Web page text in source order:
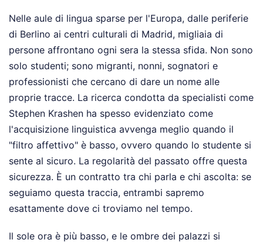
Nelle aule di lingua sparse per l'Europa, dalle periferie
di Berlino ai centri culturali di Madrid, migliaia di
persone affrontano ogni sera la stessa sfida. Non sono
solo studenti; sono migranti, nonni, sognatori e
professionisti che cercano di dare un nome alle
proprie tracce. La ricerca condotta da specialisti come
Stephen Krashen ha spesso evidenziato come
l'acquisizione linguistica avvenga meglio quando il
"filtro affettivo" è basso, ovvero quando lo studente si
sente al sicuro. La regolarità del passato offre questa
sicurezza. È un contratto tra chi parla e chi ascolta: se
seguiamo questa traccia, entrambi sapremo
esattamente dove ci troviamo nel tempo.
Il sole ora è più basso, e le ombre dei palazzi si